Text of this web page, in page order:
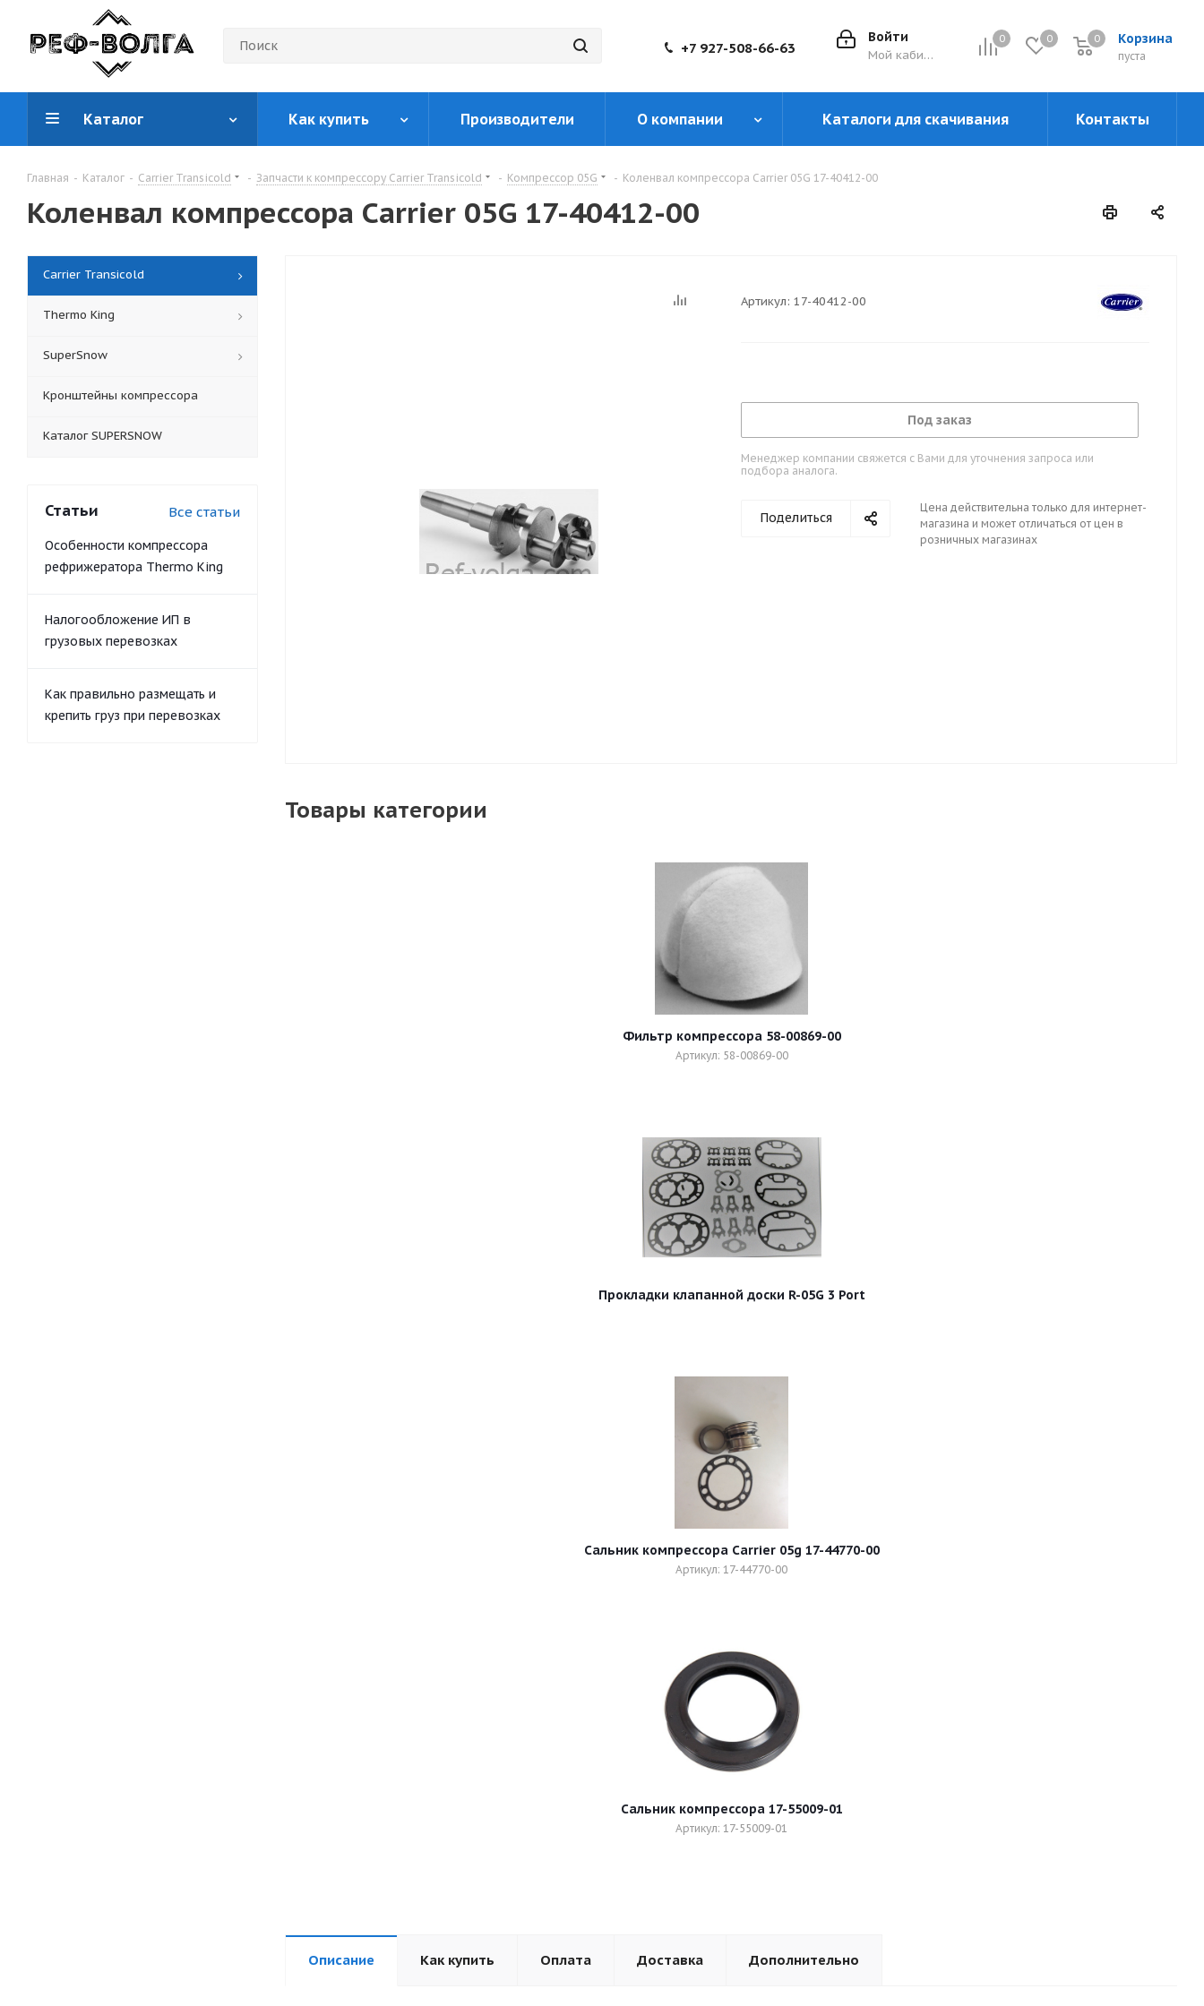
0 0 Корзина
0
пуста
0
Войти
Мой кабинет
+7 927-508-66-63
Каталог Как купить Производители О компании Каталоги для скачивания Контакты
Главная - Каталог - Carrier Transicold - Запчасти к компрессору Carrier Transicold - Компрессор 05G - Коленвал компрессора Carrier 05G 17-40412-00
Коленвал компрессора Carrier 05G 17-40412-00
Артикул: 17-40412-00
Под заказ
Менеджер компании свяжется с Вами для уточнения запроса или
подбора аналога.
Поделиться
Цена действительна только для интернет-
магазина и может отличаться от цен в
розничных магазинах
Товары категории
Фильтр компрессора 58-00869-00
Артикул: 58-00869-00
Прокладки клапанной доски R-05G 3 Port
Сальник компрессора Carrier 05g 17-44770-00
Артикул: 17-44770-00
Сальник компрессора 17-55009-01
Артикул: 17-55009-01
Описание Как купить Оплата Доставка Дополнительно
Carrier Transicold
Thermo King
SuperSnow
Кронштейны компрессора
Каталог SUPERSNOW
Статьи Все статьи
Особенности компрессора
рефрижератора Thermo King
Налогообложение ИП в
грузовых перевозках
Как правильно размещать и
крепить груз при перевозках